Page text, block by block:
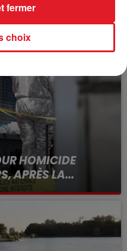
HOMICIDE
APRÈS LA...
le logement servait
choix
fermer